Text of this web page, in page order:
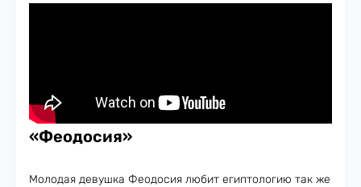
«Феодосия»
Молодая девушка Феодосия любит египтологию так же